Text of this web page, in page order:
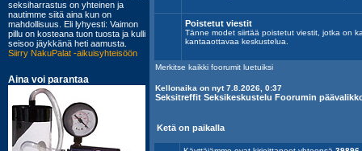
Poistetut viestit
Tänne modet siirtää poistetut viestit, jotka on
kantaaottavaa keskustelua.
Merkitse kaikki foorumit luetuiksi
Kellonaika on nyt 7.8.2026, 0:37
Seksitreffit Seksikeskustelu Foorumin
Ketä on paikalla